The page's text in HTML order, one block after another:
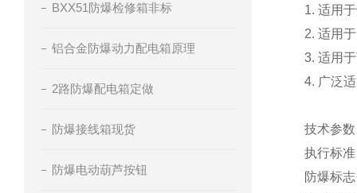
BXX51防爆检修箱非标
铝合金防爆动力配电箱原理
2路防爆配电箱定做
防爆接线箱现货
防爆电动葫芦按钮
1. 适用
2. 适用
3. 适用
4. 广泛
技术参
执行标
防爆标